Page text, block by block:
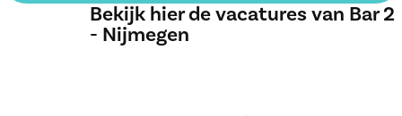
Bekijk hier de vacatures van Bar 2
- Nijmegen